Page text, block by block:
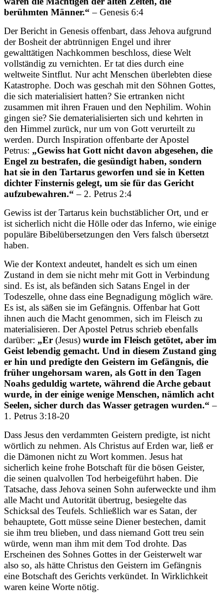
berühmten Männer.“ – Genesis 6:4
Der Bericht in Genesis offenbart, dass Jehova aufgrund
der Bosheit der abtrünnigen Engel und ihrer
gewalttätigen Nachkommen beschloss, diese Welt
vollständig zu vernichten. Er tat dies durch eine
weltweite Sintflut. Nur acht Menschen überlebten diese
Katastrophe. Doch was geschah mit den Söhnen Gottes,
die sich materialisiert hatten? Sie ertranken nicht
zusammen mit ihren Frauen und den Nephilim. Wohin
gingen sie? Sie dematerialisierten sich und kehrten in
den Himmel zurück, nur um von Gott verurteilt zu
werden. Durch Inspiration offenbarte der Apostel
Petrus: „Gewiss hat Gott nicht davon abgesehen, die
Engel zu bestrafen, die gesündigt haben, sondern
hat sie in den Tartarus geworfen und sie in Ketten
dichter Finsternis gelegt, um sie für das Gericht
aufzubewahren.“– 2. Petrus 2:4
Gewiss ist der Tartarus kein buchstäblicher Ort, und er
ist sicherlich nicht die Hölle oder das Inferno, wie einige
populäre Bibelübersetzungen den Vers falsch übersetzt
haben.
Wie der Kontext andeutet, handelt es sich um einen
Zustand in dem sie nicht mehr mit Gott in Verbindung
sind. Es ist, als befänden sich Satans Engel in der
Todeszelle, ohne dass eine Begnadigung möglich wäre.
Es ist, als säßen sie im Gefängnis. Offenbar hat Gott
ihnen auch die Macht genommen, sich im Fleisch zu
materialisieren. Der Apostel Petrus schrieb ebenfalls
darüber: „Er (Jesus) wurde im Fleisch getötet, aber im
Geist lebendig gemacht. Und in diesem Zustand ging
er hin und predigte den Geistern im Gefängnis, die
früher ungehorsam waren, als Gott in den Tagen
Noahs geduldig wartete, während die Arche gebaut
wurde, in der einige wenige Menschen, nämlich acht
Seelen, sicher durch das Wasser getragen wurden.“ –
1. Petrus 3:18-20
Dass Jesus den verdammten Geistern predigte, ist nicht
wörtlich zu nehmen. Als Christus auf Erden war, ließ er
die Dämonen nicht zu Wort kommen. Jesus hat
sicherlich keine frohe Botschaft für die bösen Geister,
die seinen qualvollen Tod herbeigeführt haben. Die
Tatsache, dass Jehova seinen Sohn auferweckte und ihm
alle Macht und Autorität übertrug, besiegelte das
Schicksal des Teufels. Schließlich war es Satan, der
behauptete, Gott müsse seine Diener bestechen, damit
sie ihm treu blieben, und dass niemand Gott treu sein
würde, wenn man ihm mit dem Tod drohte. Das
Erscheinen des Sohnes Gottes in der Geisterwelt war
also so, als hätte Christus den Geistern im Gefängnis
eine Botschaft des Gerichts verkündet. In Wirklichkeit
waren keine Worte nötig.